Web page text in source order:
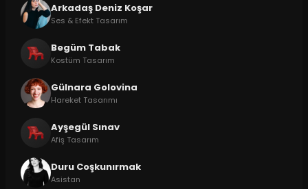
Arkadaş Deniz Koşar
Ses & Efekt Tasarım
Begüm Tabak
Kostüm Tasarım
Gülnara Golovina
Hareket Tasarımı
Ayşegül Sınav
Afiş Tasarım
Duru Coşkunırmak
Asistan